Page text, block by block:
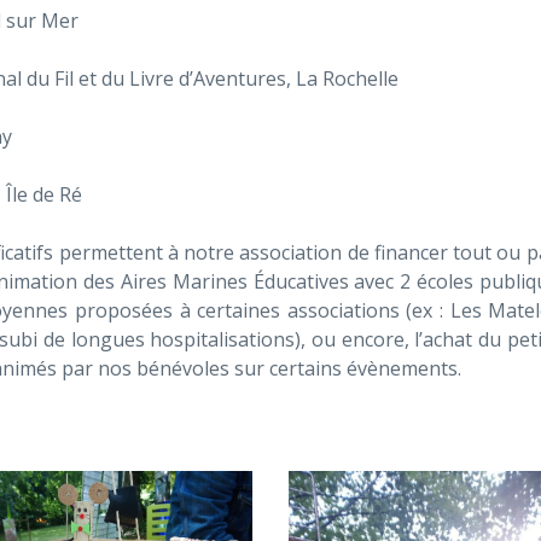
sur Mer
du Fil et du Livre d’Aventures, La Rochelle
de Ré
permettent à notre association de financer tout ou
des Aires Marines Éducatives avec 2 écoles
proposées à certaines associations (ex : Les
de longues hospitalisations), ou encore, l’achat du
par nos bénévoles sur certains évènements.